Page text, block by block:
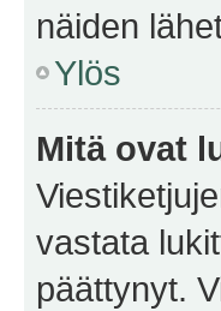
näiden
Ylös
Mitä ovat
vastata
päättynyt.